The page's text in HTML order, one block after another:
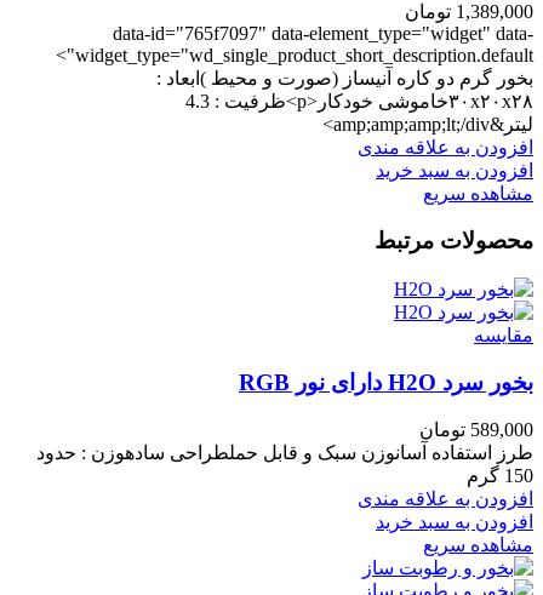
1,389,000 تومان
data-id="765f7097" data-element_type="widget" data-
widget_type="wd_single_product_short_description.default">
بخور گرم دو کاره آنیساز (صورت و محیط )ابعاد :
۳۰x۲۰x۲۸خاموشی خودکار<p>ظرفیت : 4.3
لیتر&amp;amp;amp;lt;/div>
افزودن به علاقه مندی
افزودن به سبد خرید
مشاهده سریع
محصولات مرتبط
مقایسه
بخور سرد H2O دارای نور RGB
589,000 تومان
طرز استفاده آسانوزن سبک و قابل حملطراحی سادهوزن : حدود
150 گرم
افزودن به علاقه مندی
افزودن به سبد خرید
مشاهده سریع